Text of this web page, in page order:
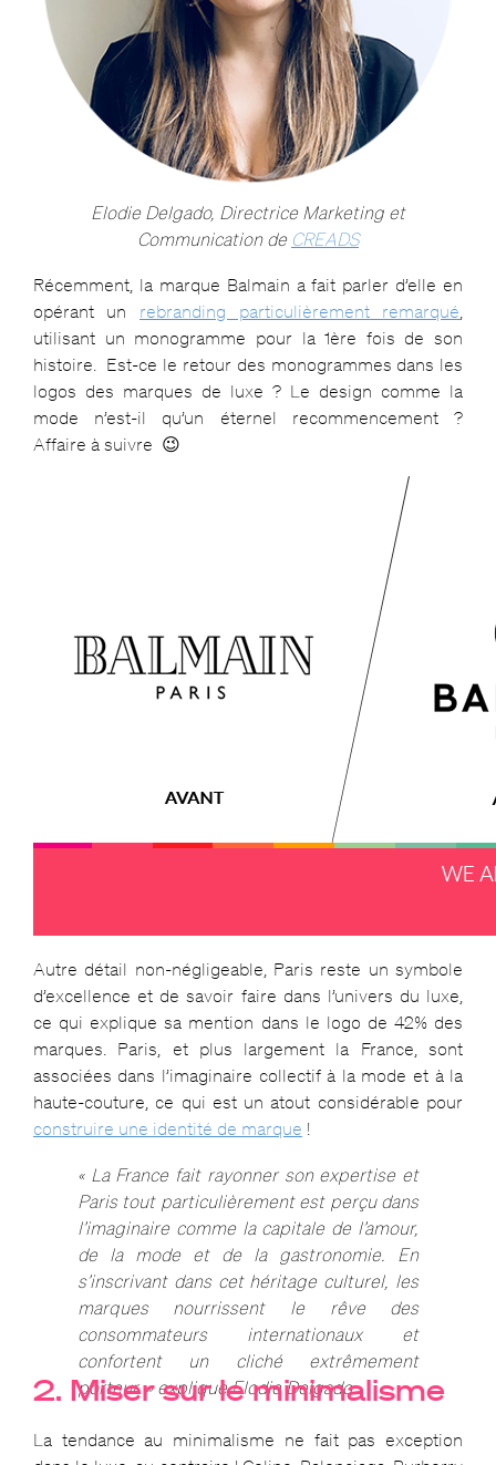
Elodie Delgado, Directrice Marketing et
Communication de CREADS
Récemment, la marque Balmain a fait parler d’elle en
opérant un rebranding particulièrement remarqué
utilisant un monogramme pour la 1ère fois de son
histoire. Est-ce le retour des monogrammes dans les
logos des marques de luxe ? Le design comme la
mode n’est-il qu’un éternel recommencement ?
Affaire à suivre 😉
Autre détail non-négligeable, Paris reste un symbole
d’excellence et de savoir faire dans l’univers du luxe,
ce qui explique sa mention dans le logo de 42% des
marques. Paris, et plus largement la France, sont
associées dans l’imaginaire collectif à la mode et à la
haute-couture, ce qui est un atout considérable pour
construire une identité de marque !
« La France fait rayonner son expertise et
Paris tout particulièrement est perçu dans
l’imaginaire comme la capitale de l’amour,
de la mode et de la gastronomie. En
s’inscrivant dans cet héritage culturel, les
marques nourrissent le rêve des
consommateurs internationaux et
confortent un cliché extrêmement
porteur. » explique Elodie Delgado.
2. Miser sur le minimalisme
La tendance au minimalisme ne fait pas exception